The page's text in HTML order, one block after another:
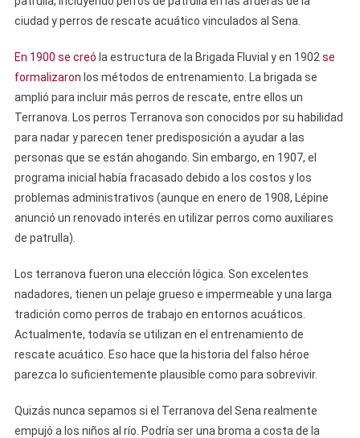
ciudad y perros de rescate acuático vinculados al Sena.
En 1900 se creó la estructura de la Brigada Fluvial y en 1902 se
formalizaron los métodos de entrenamiento. La brigada se
amplió para incluir más perros de rescate, entre ellos un
Terranova. Los perros Terranova son conocidos por su habilidad
para nadar y parecen tener predisposición a ayudar a las
personas que se están ahogando. Sin embargo, en 1907, el
programa inicial había fracasado debido a los costos y los
problemas administrativos (aunque en enero de 1908, Lépine
anunció un renovado interés en utilizar perros como auxiliares
de patrulla).
Los terranova fueron una elección lógica. Son excelentes
nadadores, tienen un pelaje grueso e impermeable y una larga
tradición como perros de trabajo en entornos acuáticos.
Actualmente, todavía se utilizan en el entrenamiento de
rescate acuático. Eso hace que la historia del falso héroe
parezca lo suficientemente plausible como para sobrevivir.
Quizás nunca sepamos si el Terranova del Sena realmente
empujó a los niños al río. Podría ser una broma a costa de la